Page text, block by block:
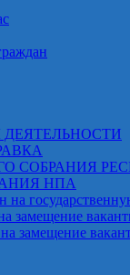
СОБРАНИЯ
НПА
на
замещение
замещение